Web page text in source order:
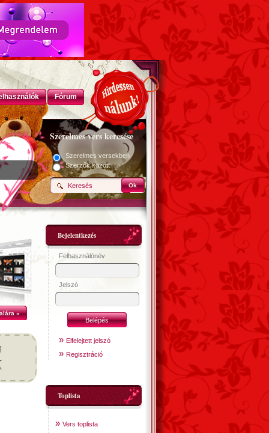
Fórum
Szerelmes vers keresése
Szerelmes versekben
Szerzők között
Ok
»
Bejelentkezés
Felhasználónév
Jelszó
» Elfelejtett jelszó
» Regisztráció
Toplista
» Vers toplista